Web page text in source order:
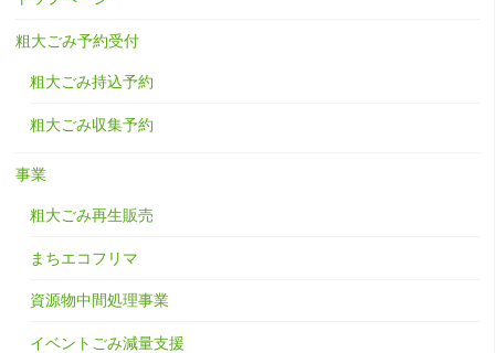
粗大ごみ予約受付
粗大ごみ持込予約
粗大ごみ収集予約
事業
粗大ごみ再生販売
まちエコフリマ
資源物中間処理事業
イベントごみ減量支援